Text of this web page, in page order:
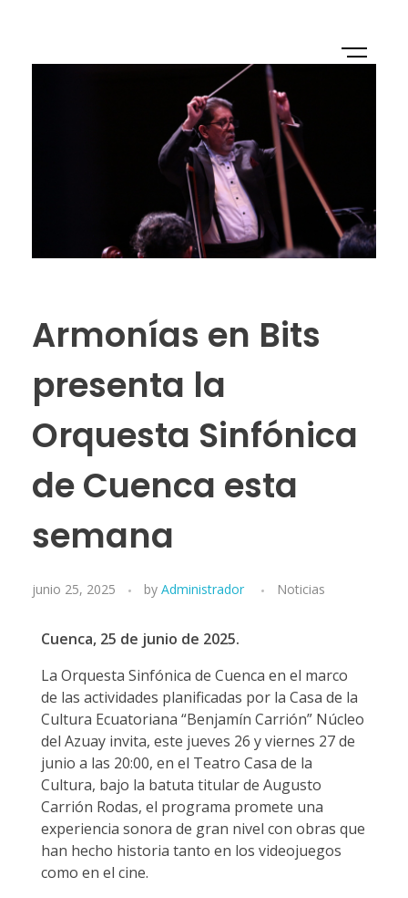
Armonías en Bits
presenta la
Orquesta Sinfónica
de Cuenca esta
semana
junio 25, 2025 by Administrador Noticias
Cuenca, 25 de junio de 2025.
La Orquesta Sinfónica de Cuenca en el marco
de las actividades planificadas por la Casa de la
Cultura Ecuatoriana “Benjamín Carrión” Núcleo
del Azuay invita, este jueves 26 y viernes 27 de
junio a las 20:00, en el Teatro Casa de la
Cultura, bajo la batuta titular de Augusto
Carrión Rodas, el programa promete una
experiencia sonora de gran nivel con obras que
han hecho historia tanto en los videojuegos
como en el cine.